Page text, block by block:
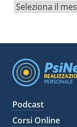
A
i
v
Podcast
Corsi Online